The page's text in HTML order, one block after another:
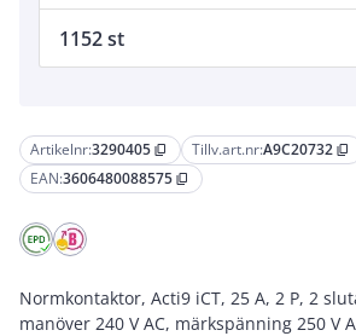
Artikelnr:3290405 content_copy Tillv.art.nr:A9C20732 content_copy
EAN:3606480088575 content_copy
Normkontaktor, Acti9 iCT, 25 A, 2 P, 2
manöver 240 V AC, märkspänning 250 V
1152 st